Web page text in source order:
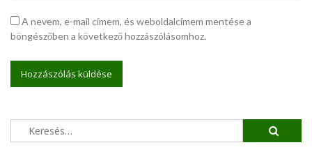
A nevem, e-mail címem, és weboldalcímem mentése a
böngészőben a következő hozzászólásomhoz.
Keresés: